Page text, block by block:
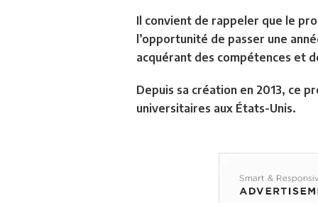
Il convient de rappeler que le
l’opportunité de passer une
acquérant des compétences et
Depuis sa création en 2013, ce
universitaires aux États-Unis.